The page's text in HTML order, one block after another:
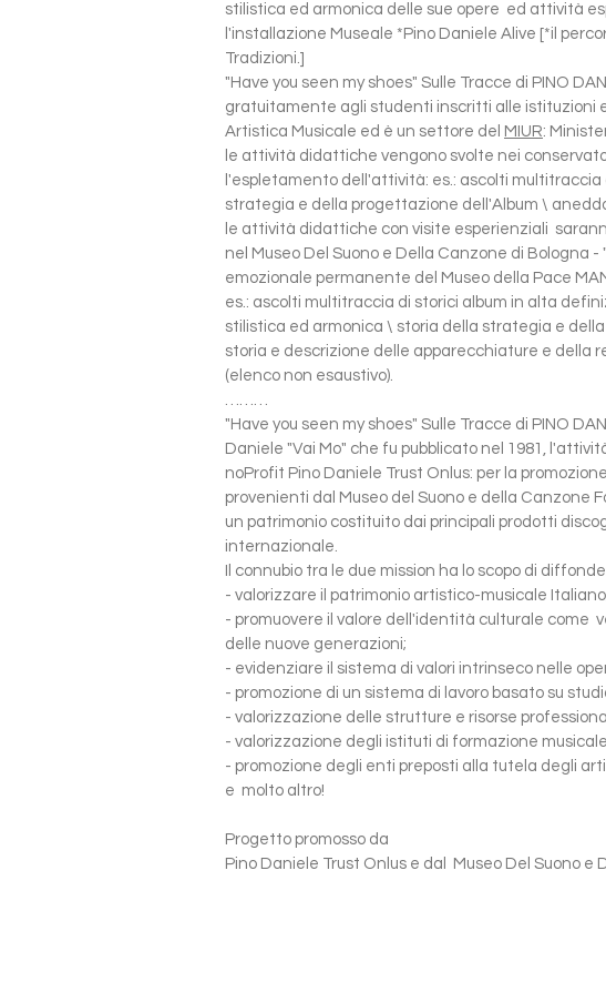
stilistica ed armonica delle sue opere ed attività
l'installazione Museale *Pino Daniele Alive [*il
Tradizioni.]
"Have you seen my shoes" Sulle Tracce di PINO
gratuitamente agli studenti inscritti alle istituzioni
Artistica Musicale ed è un settore del MIUR:
le attività didattiche vengono svolte nei
l'espletamento dell'attività: es.: ascolti
strategia e della progettazione dell'Album \
le attività didattiche con visite esperienziali
nel Museo Del Suono e Della Canzone di Bologna
emozionale permanente del Museo della Pace
es.: ascolti multitraccia di storici album in alta
stilistica ed armonica \ storia della strategia e
storia e descrizione delle apparecchiature e della
(elenco non esaustivo).
"Have you seen my shoes" Sulle Tracce di PINO
Daniele "Vai Mo" che fu pubblicato nel 1981,
noProfit Pino Daniele Trust Onlus: per la
provenienti dal Museo del Suono e della Canzone
un patrimonio costituito dai principali prodotti
internazionale.
Il connubio tra le due mission ha lo scopo di
- valorizzare il patrimonio artistico-musicale
- promuovere il valore dell'identità culturale come
delle nuove generazioni;
- evidenziare il sistema di valori intrinseco nelle
- promozione di un sistema di lavoro basato su
- valorizzazione delle strutture e risorse
- valorizzazione degli istituti di formazione
- promozione degli enti preposti alla tutela degli
e molto altro!
Progetto promosso da
Pino Daniele Trust Onlus e dal Museo Del Suono e